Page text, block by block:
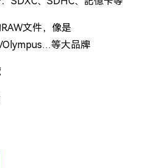
文件，像是
等大品牌